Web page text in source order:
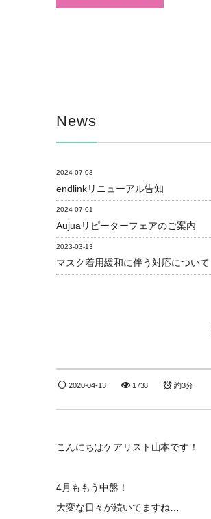
News
2024-07-03
endlinkリニューアル告知
2024-07-01
Aujuaリピーターフェアのご案内
2023-03-13
マスク着用緩和に伴う対応について
2020-04-13 1733 約3分
こんにちはケアリスト山本です！
4月ももう中盤！
大変な日々が続いてますね…